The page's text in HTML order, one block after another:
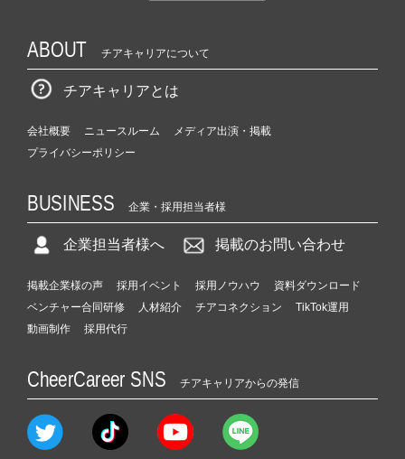
ABOUT チアキャリアについて
チアキャリアとは
会社概要 ニュースルーム
メディア出演・掲載
プライバシーポリシー
BUSINESS 企業・採用担当者様
企業担当者様へ 掲載のお問い合わせ
掲載企業様の声 採用イベント 採用ノウハウ
資料ダウンロード
ベンチャー合同研修
人材紹介 チアコネクション
TikTok運用
動画制作
採用代行
CheerCareer SNS チアキャリアからの発信